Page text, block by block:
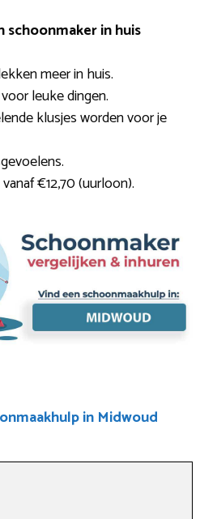
schoonmaker in huis
meer in huis.
leuke dingen.
klusjes worden voor je
€12,70 (uurloon).
in Midwoud